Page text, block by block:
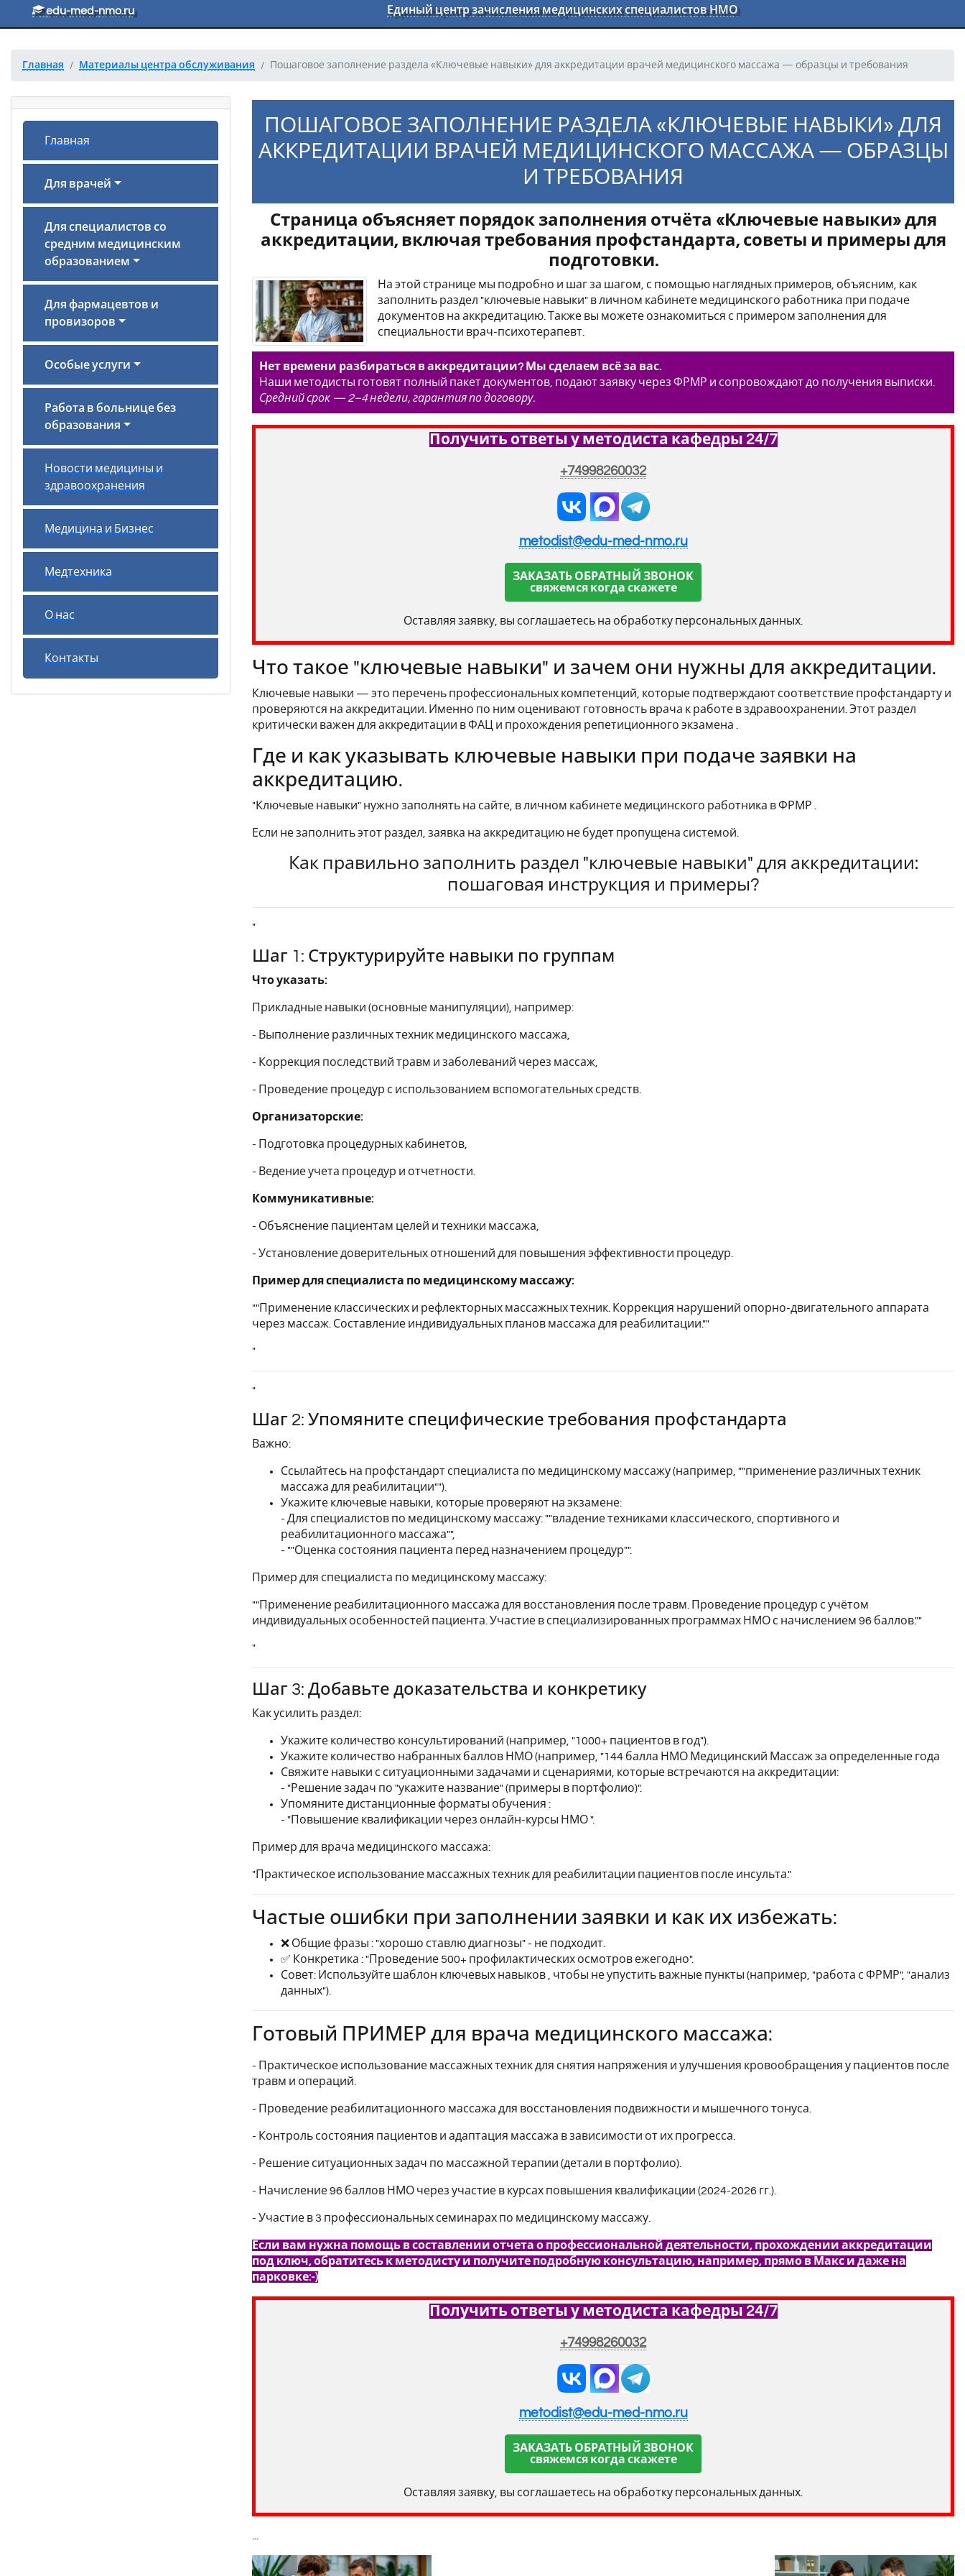
Перейти к основному тексту
edu-med-nmo.ru Единый центр зачисления медицинских специалистов НМО
Главная Материалы центра обслуживания Пошаговое заполнение раздела «Ключевые навыки» для аккредитации врачей медицинского массажа — образцы и требования
Главная
Для врачей
Для специалистов со
средним медицинским
образованием
Для фармацевтов и
провизоров
Особые услуги
Работа в больнице без
образования
Новости медицины и
здравоохранения
Медицина и Бизнес
Медтехника
О нас
Контакты
ПОШАГОВОЕ ЗАПОЛНЕНИЕ РАЗДЕЛА «КЛЮЧЕВЫЕ НАВЫКИ» ДЛЯ
АККРЕДИТАЦИИ ВРАЧЕЙ МЕДИЦИНСКОГО МАССАЖА — ОБРАЗЦЫ
И ТРЕБОВАНИЯ
Страница объясняет порядок заполнения отчёта «Ключевые навыки» для
аккредитации, включая требования профстандарта, советы и примеры для
подготовки.
На этой странице мы подробно и шаг за шагом, с помощью наглядных примеров, объясним, как
заполнить раздел "ключевые навыки" в личном кабинете медицинского работника при подаче
документов на аккредитацию. Также вы можете ознакомиться с примером заполнения для
специальности врач-психотерапевт.
Нет времени разбираться в аккредитации? Мы сделаем всё за вас.
Наши методисты готовят полный пакет документов, подают заявку через ФРМР и сопровождают до получения выписки.
Средний срок — 2–4 недели, гарантия по договору.
Получить ответы у методиста кафедры 24/7
+74998260032
metodist@edu-med-nmo.ru
ЗАКАЗАТЬ ОБРАТНЫЙ ЗВОНОК
свяжемся когда скажете
Оставляя заявку, вы соглашаетесь на обработку персональных данных.
Что такое "ключевые навыки" и зачем они нужны для аккредитации.
Ключевые навыки — это перечень профессиональных компетенций, которые подтверждают соответствие профстандарту и
проверяются на аккредитации. Именно по ним оценивают готовность врача к работе в здравоохранении. Этот раздел
критически важен для аккредитации в ФАЦ и прохождения репетиционного экзамена .
Где и как указывать ключевые навыки при подаче заявки на
аккредитацию.
"Ключевые навыки" нужно заполнять на сайте, в личном кабинете медицинского работника в ФРМР .
Если не заполнить этот раздел, заявка на аккредитацию не будет пропущена системой.
Как правильно заполнить раздел "ключевые навыки" для аккредитации:
пошаговая инструкция и примеры?
"
Шаг 1: Структурируйте навыки по группам
Что указать:
Прикладные навыки (основные манипуляции), например:
- Выполнение различных техник медицинского массажа,
- Коррекция последствий травм и заболеваний через массаж,
- Проведение процедур с использованием вспомогательных средств.
Организаторские:
- Подготовка процедурных кабинетов,
- Ведение учета процедур и отчетности.
Коммуникативные:
- Объяснение пациентам целей и техники массажа,
- Установление доверительных отношений для повышения эффективности процедур.
Пример для специалиста по медицинскому массажу:
""Применение классических и рефлекторных массажных техник. Коррекция нарушений опорно-двигательного аппарата
через массаж. Составление индивидуальных планов массажа для реабилитации.""
"
"
Шаг 2: Упомяните специфические требования профстандарта
Важно:
Ссылайтесь на профстандарт специалиста по медицинскому массажу (например, ""применение различных техник
массажа для реабилитации"").
Укажите ключевые навыки, которые проверяют на экзамене:
- Для специалистов по медицинскому массажу: ""владение техниками классического, спортивного и
реабилитационного массажа"",
- ""Оценка состояния пациента перед назначением процедур"".
Пример для специалиста по медицинскому массажу:
""Применение реабилитационного массажа для восстановления после травм. Проведение процедур с учётом
индивидуальных особенностей пациента. Участие в специализированных программах НМО с начислением 96 баллов.""
"
Шаг 3: Добавьте доказательства и конкретику
Как усилить раздел:
Укажите количество консультирований (например, "1000+ пациентов в год").
Укажите количество набранных баллов НМО (например, "144 балла НМО Медицинский Массаж за определенные года
Свяжите навыки с ситуационными задачами и сценариями, которые встречаются на аккредитации:
- "Решение задач по "укажите название" (примеры в портфолио)".
Упомяните дистанционные форматы обучения :
- "Повышение квалификации через онлайн-курсы НМО ".
Пример для врача медицинского массажа:
"Практическое использование массажных техник для реабилитации пациентов после инсульта."
Частые ошибки при заполнении заявки и как их избежать:
❌ Общие фразы : "хорошо ставлю диагнозы" - не подходит.
✅ Конкретика : "Проведение 500+ профилактических осмотров ежегодно".
Совет: Используйте шаблон ключевых навыков , чтобы не упустить важные пункты (например, "работа с ФРМР", "анализ
данных").
Готовый ПРИМЕР для врача медицинского массажа:
- Практическое использование массажных техник для снятия напряжения и улучшения кровообращения у пациентов после
травм и операций.
- Проведение реабилитационного массажа для восстановления подвижности и мышечного тонуса.
- Контроль состояния пациентов и адаптация массажа в зависимости от их прогресса.
- Решение ситуационных задач по массажной терапии (детали в портфолио).
- Начисление 96 баллов НМО через участие в курсах повышения квалификации (2024-2026 гг.).
- Участие в 3 профессиональных семинарах по медицинскому массажу.
Если вам нужна помощь в составлении отчета о профессиональной деятельности, прохождении аккредитации
под ключ, обратитесь к методисту и получите подробную консультацию, например, прямо в Макс и даже на
парковке:-)
Получить ответы у методиста кафедры 24/7
+74998260032
metodist@edu-med-nmo.ru
ЗАКАЗАТЬ ОБРАТНЫЙ ЗВОНОК
свяжемся когда скажете
Оставляя заявку, вы соглашаетесь на обработку персональных данных.